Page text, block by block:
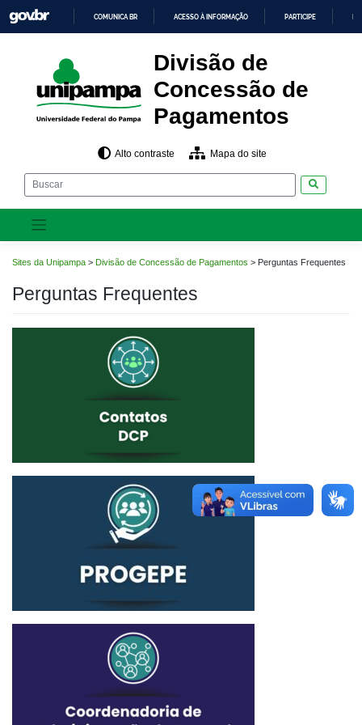
para
o
O
CONTEÚDO
COMUNICA BR ACESSO À INFORMAÇÃO PARTICIPE
Divisão de
Concessão de
Pagamentos
Alto contraste Mapa do site
Sites da Unipampa > Divisão de Concessão de Pagamentos > Perguntas Frequentes
Perguntas Frequentes